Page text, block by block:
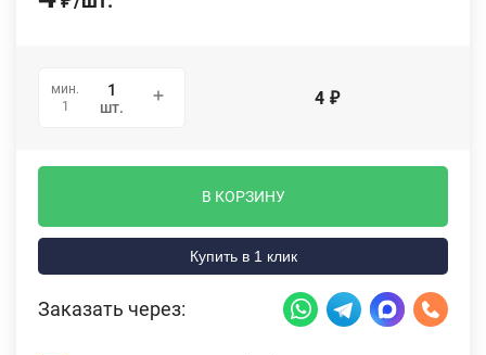
мин.
1
шт. 4 ₽
В КОРЗИНУ
Купить в 1 клик
Заказать через: